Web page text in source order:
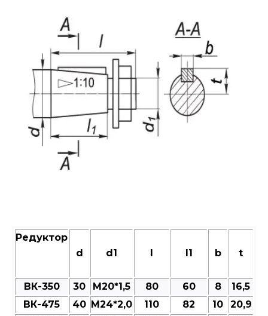
Редуктор
d
d1 l l1 b t
ВК-350 30 М20*1,5 80 60 8
16,5
ВК-475
40 M24*2,0 110 82 10
20,9